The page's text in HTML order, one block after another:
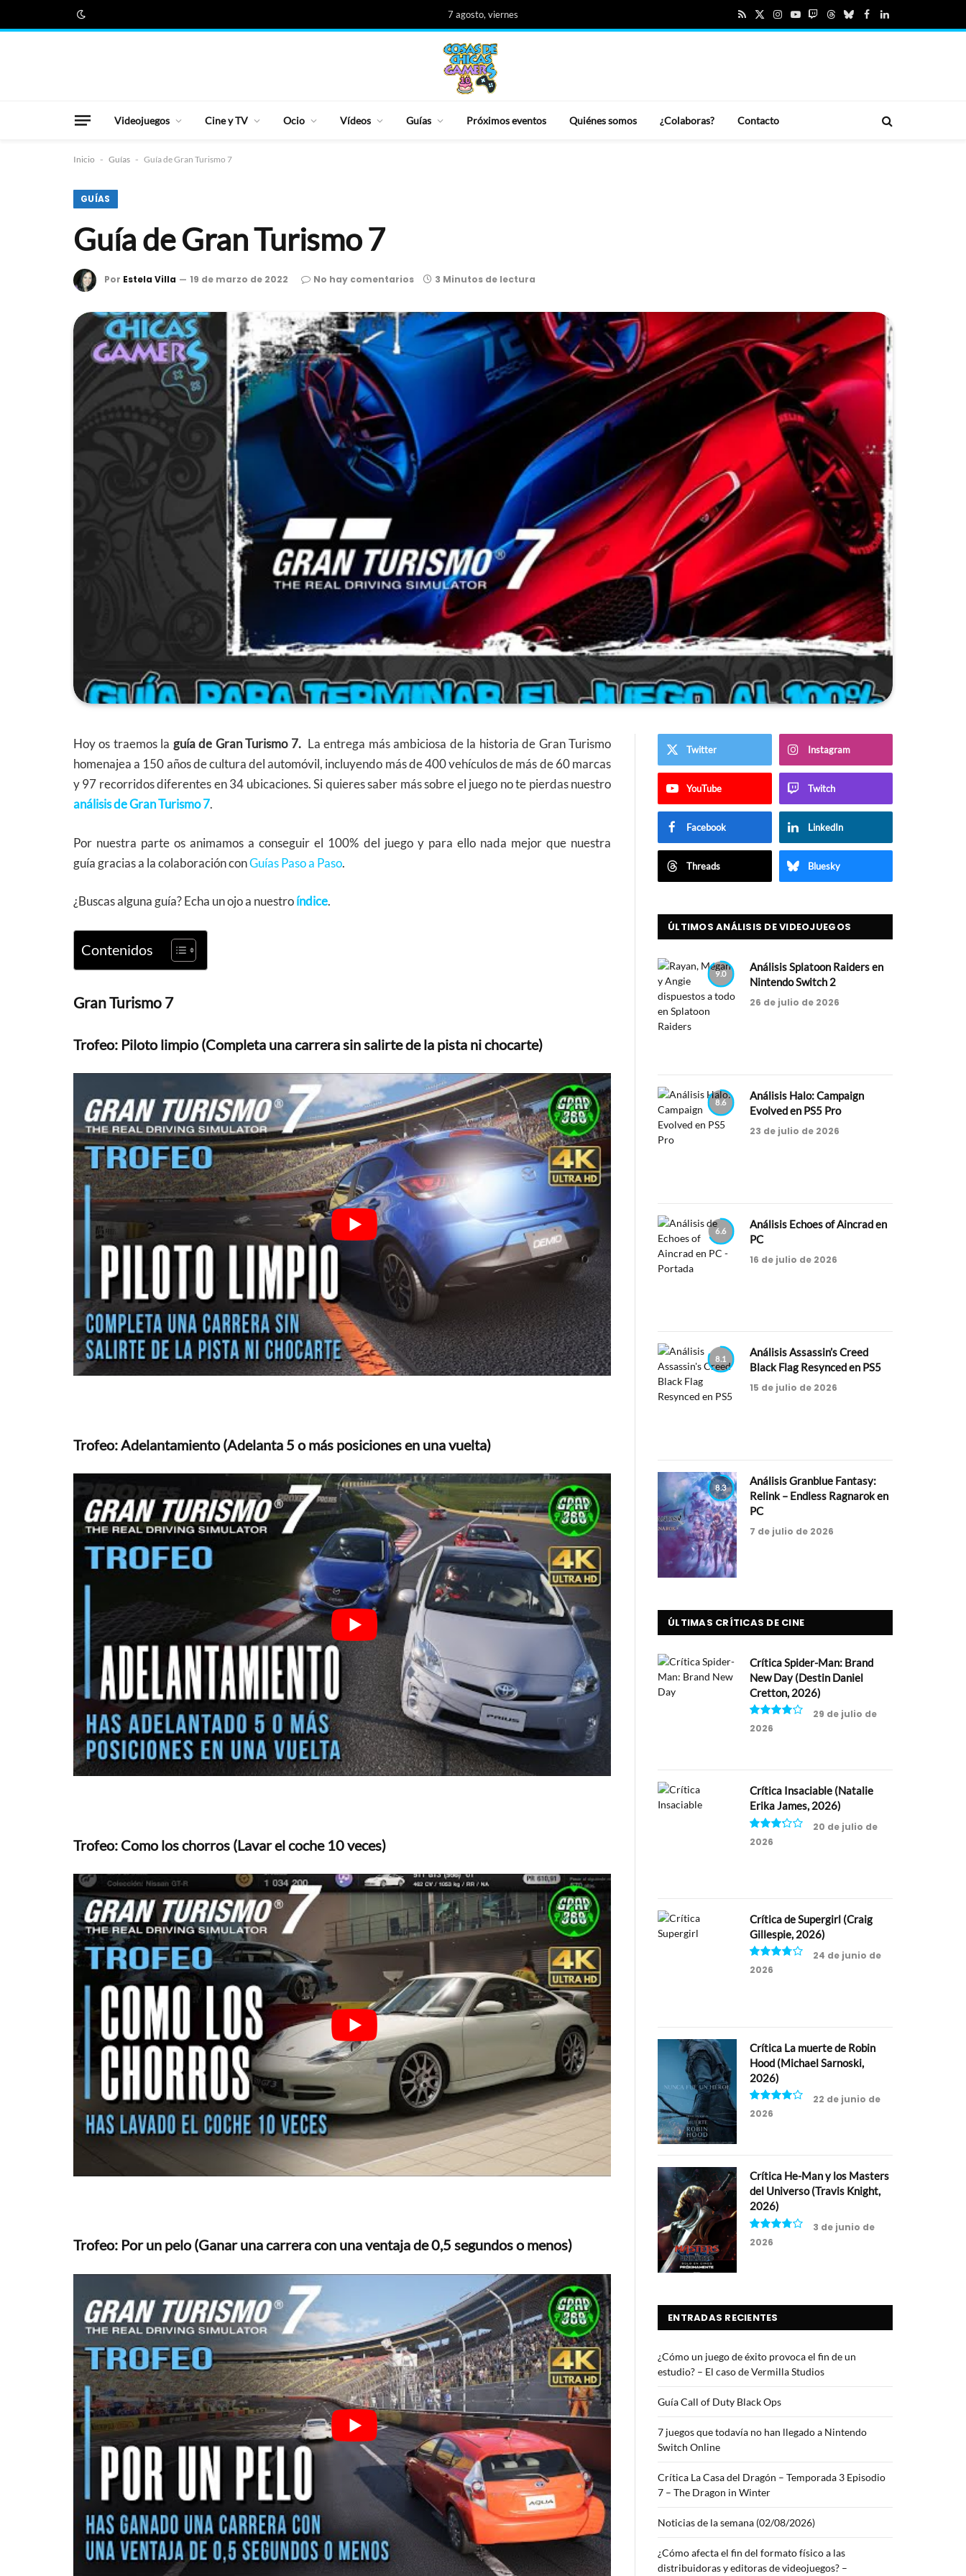
7 agosto, viernes
RSSX
Instagram
YouTube
TwitchThreadsBlueskyFacebook
LinkedIn
Videojuegos Cine y TV Ocio Vídeos Guías Próximos eventos Quiénes somos ¿Colaboras? Contacto
Inicio - Guías - Guía de Gran Turismo 7
GUÍAS
Guía de Gran Turismo 7
Por Estela Villa 19 de marzo de 2022 No hay comentarios 3 Minutos de lectura
Hoy os traemos la guía de Gran Turismo 7. La entrega más ambiciosa de la historia de Gran Turismo
homenajea a 150 años de cultura del automóvil, incluyendo más de 400 vehículos de más de 60 marcas
y 97 recorridos diferentes en 34 ubicaciones. Si quieres saber más sobre el juego no te pierdas nuestro
análisis de Gran Turismo 7.
Por nuestra parte os animamos a conseguir el 100% del juego y para ello nada mejor que nuestra
guía gracias a la colaboración conGuías Paso a Paso.
¿Buscas alguna guía? Echa un ojo a nuestro índice.
Contenidos
Gran Turismo 7
Trofeo: Piloto limpio (Completa una carrera sin salirte de la pista ni chocarte)
Trofeo: Adelantamiento (Adelanta 5 o más posiciones en una vuelta)
Trofeo: Como los chorros (Lavar el coche 10 veces)
Trofeo: Por un pelo (Ganar una carrera con una ventaja de 0,5 segundos o menos)
Twitter Instagram
YouTube Twitch
Facebook LinkedIn
Threads Bluesky
ÚLTIMOS ANÁLISIS DE VIDEOJUEGOS
9.0
Análisis Splatoon Raiders en
Nintendo Switch 2
26 de julio de 2026
8.6
Análisis Halo: Campaign
Evolved en PS5 Pro
23 de julio de 2026
6.6
Análisis Echoes of Aincrad en
PC
16 de julio de 2026
8.1
Análisis Assassin’s Creed
Black Flag Resynced en PS5
15 de julio de 2026
8.3
Análisis Granblue Fantasy:
Relink – Endless Ragnarok en
PC
7 de julio de 2026
ÚLTIMAS CRÍTICAS DE CINE
Crítica Spider-Man: Brand
New Day (Destin Daniel
Cretton, 2026)
8
29 de julio de
2026
Crítica Insaciable (Natalie
Erika James, 2026)
6.5
20 de julio de
2026
Crítica de Supergirl (Craig
Gillespie, 2026)
7.5
24 de junio de
2026
Crítica La muerte de Robin
Hood (Michael Sarnoski,
2026)
8
22 de junio de
2026
Crítica He-Man y los Masters
del Universo (Travis Knight,
2026)
7.5
3 de junio de
2026
ENTRADAS RECIENTES
¿Cómo un juego de éxito provoca el fin de un
estudio? – El caso de Vermilla Studios
Guía Call of Duty Black Ops
7 juegos que todavía no han llegado a Nintendo
Switch Online
Crítica La Casa del Dragón – Temporada 3 Episodio
7 – The Dragon in Winter
Noticias de la semana (02/08/2026)
¿Cómo afecta el fin del formato físico a las
distribuidoras y editoras de videojuegos? –